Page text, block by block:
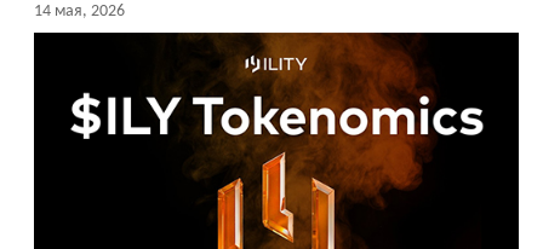
14 мая, 2026